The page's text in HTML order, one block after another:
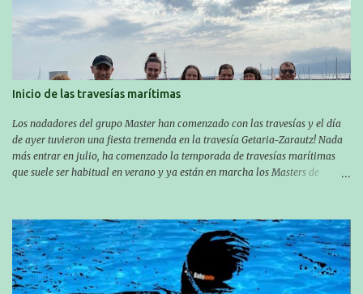
Inicio de las travesías marítimas
Los nadadores del grupo Master han comenzado con las travesías y el día
de ayer tuvieron una fiesta tremenda en la travesía Getaria-Zarautz! Nada
más entrar en julio, ha comenzado la temporada de travesías marítimas
que suele ser habitual en verano y ya están en marcha los Masters de
próxima cita. Para empezar, el 13 de julio, Manu Santos participó en la
XXXVIII. Travesía a nado de Ondarroa y recorrió una distancia de 1600
metros en 28 minutos y 30 segundos. Al día siguiente, Manu Santos y su
compañero Asier Gorostegi participaron en la V. San Antón Bira. En esta
travesía se realiza un recorrido desde la playa de Gaztetape hasta la playa